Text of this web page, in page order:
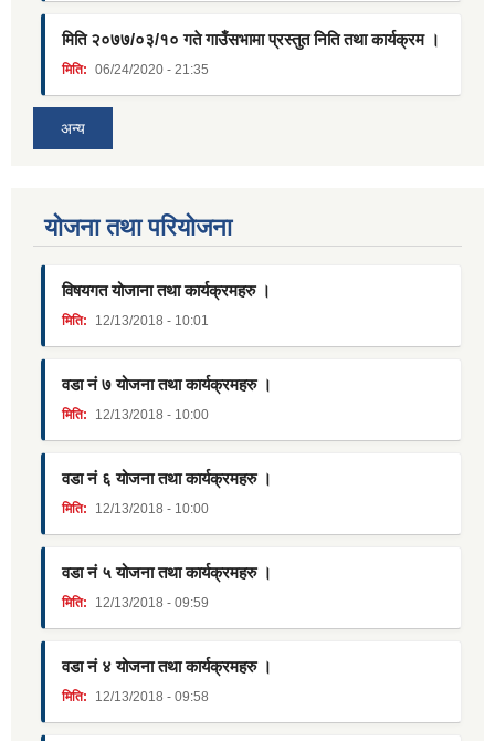
मिति २०७७/०३/१० गते गाउँसभामा प्रस्तुत निति तथा कार्यक्रम ।
मिति: 06/24/2020 - 21:35
अन्य
याेजना तथा परियाेजना
विषयगत योजाना तथा कार्यक्रमहरु ।
मिति: 12/13/2018 - 10:01
वडा नं ७ योजना तथा कार्यक्रमहरु ।
मिति: 12/13/2018 - 10:00
वडा नं ६ योजना तथा कार्यक्रमहरु ।
मिति: 12/13/2018 - 10:00
वडा नं ५ योजना तथा कार्यक्रमहरु ।
मिति: 12/13/2018 - 09:59
वडा नं ४ योजना तथा कार्यक्रमहरु ।
मिति: 12/13/2018 - 09:58